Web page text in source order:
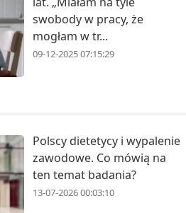
swobody w pracy, że
mogłam w tr...
09-12-2025 07:15:29
Polscy dietetycy i wypalenie
zawodowe. Co mówią na
ten temat badania?
13-07-2026 00:03:10